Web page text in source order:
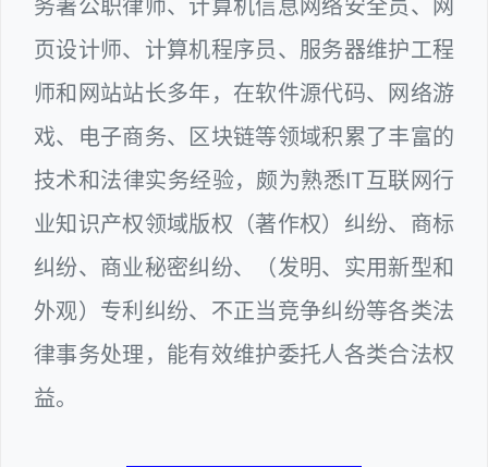
务署公职律师、计算机信息网络安全员、网
页设计师、计算机程序员、服务器维护工程
师和网站站长多年，在软件源代码、网络游
戏、电子商务、区块链等领域积累了丰富的
技术和法律实务经验，颇为熟悉IT互联网行
业知识产权领域版权（著作权）纠纷、商标
纠纷、商业秘密纠纷、（发明、实用新型和
外观）专利纠纷、不正当竞争纠纷等各类法
律事务处理，能有效维护委托人各类合法权
益。